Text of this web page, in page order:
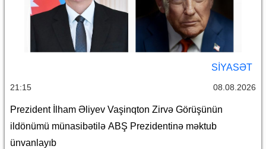
SİYASƏT
21:15 08.08.2026
Prezident İlham Əliyev Vaşinqton Zirvə Görüşünün
ildönümü münasibətilə ABŞ Prezidentinə məktub
ünvanlayıb